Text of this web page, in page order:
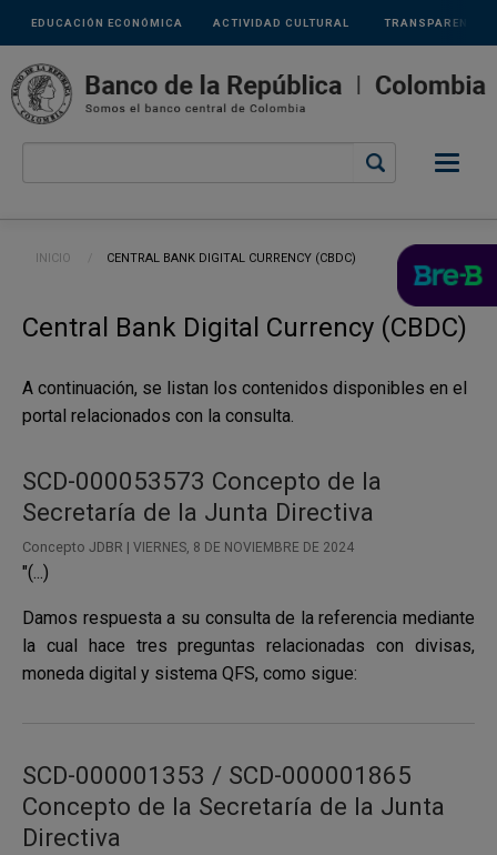
Pasar al contenido principal
Links
secundarios
ACTIVIDAD CULTURAL
EDUCACIÓN ECONÓMICA TRANSPARENCIA
Ruta de navegación
INICIO CURRENT:
CENTRAL BANK DIGITAL CURRENCY (CBDC)
Central Bank Digital Currency (CBDC)
A continuación, se listan los contenidos disponibles en el
portal relacionados con la consulta.
SCD-000053573 Concepto de la
Secretaría de la Junta Directiva
Concepto JDBR | VIERNES, 8 DE NOVIEMBRE DE 2024
"(...)
Damos respuesta a su consulta de la referencia mediante
la cual hace tres preguntas relacionadas con divisas,
moneda digital y sistema QFS, como sigue:
SCD-000001353 / SCD-000001865
Concepto de la Secretaría de la Junta
Directiva